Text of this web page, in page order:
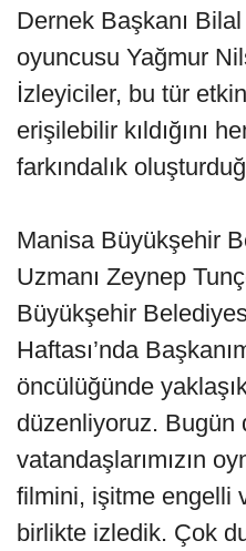
Dernek Başkanı
oyuncusu Yağmur
İzleyiciler, bu tür
erişilebilir kıldığını
farkındalık
Manisa Büyükşehir
Uzmanı Zeynep
Büyükşehir
Haftası’nda
öncülüğünde
düzenliyoruz. Bugün
vatandaşlarımızın
filmini, işitme engelli
birlikte izledik. Çok